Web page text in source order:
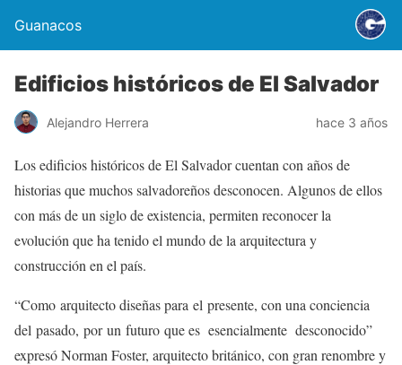
Guanacos
Edificios históricos de El Salvador
Alejandro Herrera hace 3 años
Los edificios históricos de El Salvador cuentan con años de
historias que muchos salvadoreños desconocen. Algunos de ellos
con más de un siglo de existencia, permiten reconocer la
evolución que ha tenido el mundo de la arquitectura y
construcción en el país.
“Como arquitecto diseñas para el presente, con una conciencia
del pasado, por un futuro que es esencialmente desconocido”
expresó Norman Foster, arquitecto británico, con gran renombre y